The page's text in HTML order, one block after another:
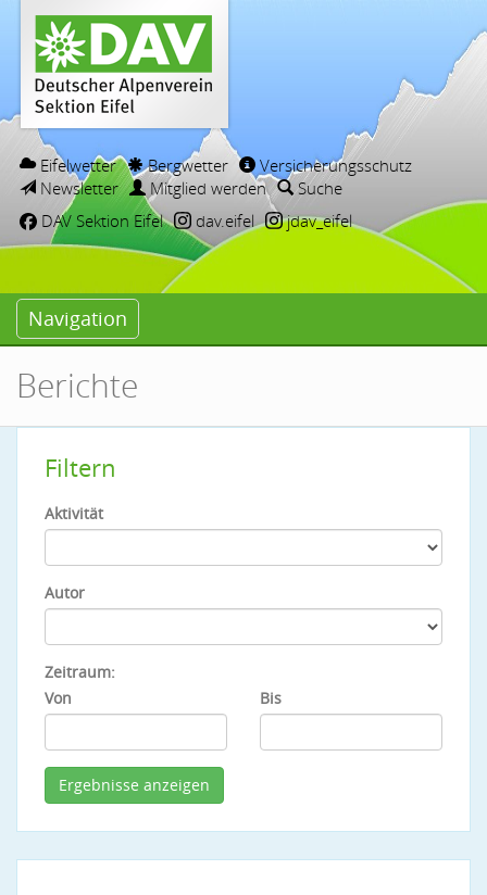
Eifelwetter Bergwetter
Versicherungsschutz
Newsletter
Mitglied werden
Suche
DAV Sektion Eifel
dav.eifel jdav_eifel
Navigation
Berichte
Filtern
Aktivität
Autor
Zeitraum:
Von
Bis